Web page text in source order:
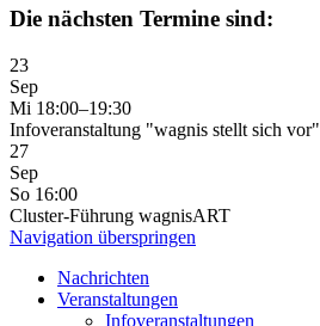
Die nächsten Termine sind:
23
Sep
Mi 18:00–19:30
Infoveranstaltung "wagnis stellt sich vor"
27
Sep
So 16:00
Cluster-Führung wagnisART
Navigation überspringen
Nachrichten
Veranstaltungen
Infoveranstaltungen